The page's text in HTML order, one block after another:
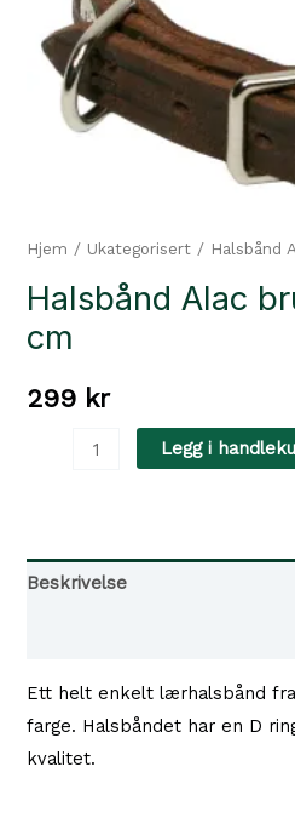
Hjem / Ukategorisert / Halsbånd
Halsbånd Alac
cm
299 kr
Halsbånd
50
Legg i
Beskrivelse
Ett helt enkelt lærhalsbånd
farge. Halsbåndet har en D
kvalitet.